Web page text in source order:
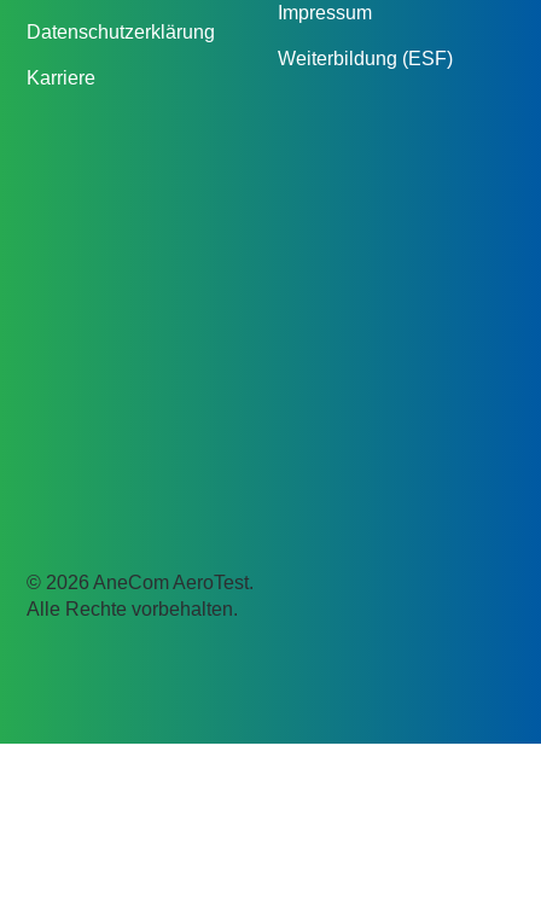
Datenschutzerklärung
Karriere
Impressum
Weiterbildung (ESF)
© 2026 AneCom AeroTest.
Alle Rechte vorbehalten.